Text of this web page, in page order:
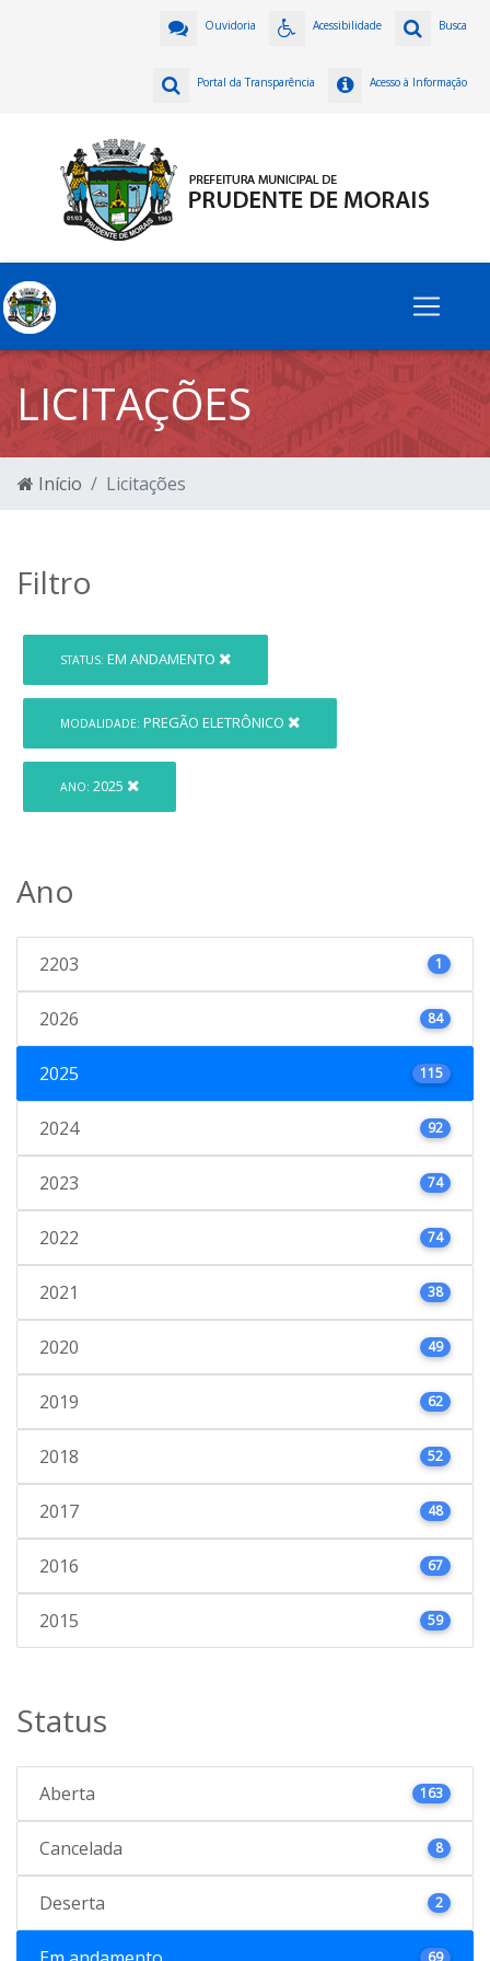
Busca
Acessibilidade
Ouvidoria
Acesso à Informação
Portal da Transparência
LICITAÇÕES
Início Licitações
Filtro
STATUS: EM ANDAMENTO
MODALIDADE: PREGÃO ELETRÔNICO
ANO: 2025
Ano
2203 1
2026 84
2025 115
2024 92
2023 74
2022 74
2021 38
2020 49
2019 62
2018 52
2017 48
2016 67
2015 59
Status
Aberta 163
Cancelada 8
Deserta 2
69